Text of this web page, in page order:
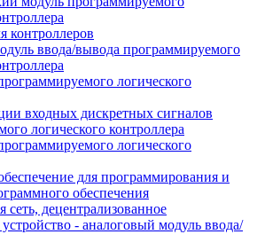
контроллеров
ввода/вывода программируемого
логического
входных дискретных сигналов
логического контроллера
логического
для программирования и
обеспечения
децентрализованное
- аналоговый модуль ввода/